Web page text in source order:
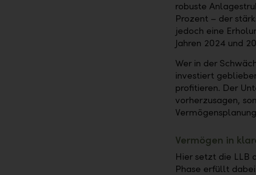
robuste
Prozent – der
jedoch eine
Jahren 2024 und
Wer in der
investiert
profitieren. Der
vorherzusagen,
Vermögen in
Hier setzt die LLB
Phase erfüllt